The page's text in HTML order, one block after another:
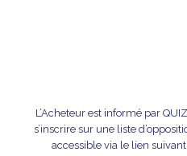
L’Acheteur est informé par
s’inscrire sur une liste
accessible via le lien suivant